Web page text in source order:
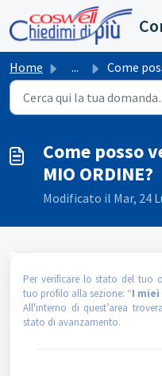
Salta al contenuto
Home ... Come posso verificare lo
Come posso
MIO ORDINE?
Modificato il Mar, 24
Per verificare lo stato del tuo
tuo profilo alla sezione: “I
All'interno di quest’area
stato di avanzamento.